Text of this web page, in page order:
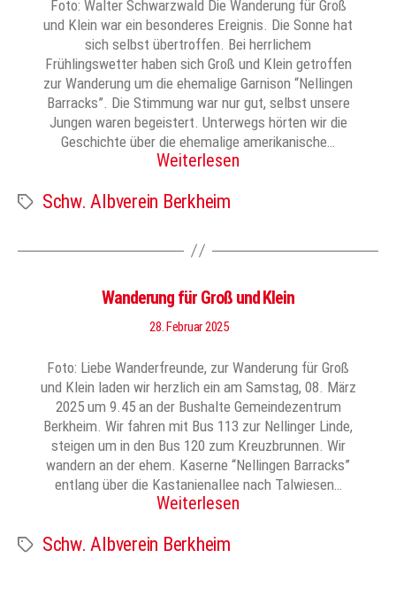
Foto: Walter Schwarzwald Die Wanderung für Groß
und Klein war ein besonderes Ereignis. Die Sonne hat
sich selbst übertroffen. Bei herrlichem
Frühlingswetter haben sich Groß und Klein getroffen
zur Wanderung um die ehemalige Garnison “Nellingen
Barracks”. Die Stimmung war nur gut, selbst unsere
Jungen waren begeistert. Unterwegs hörten wir die
Geschichte über die ehemalige amerikanische…
Weiterlesen
Schlagwörter
Schw. Albverein Berkheim
Wanderung für Groß und Klein
28. Februar 2025
Foto: Liebe Wanderfreunde, zur Wanderung für Groß
und Klein laden wir herzlich ein am Samstag, 08. März
2025 um 9.45 an der Bushalte Gemeindezentrum
Berkheim. Wir fahren mit Bus 113 zur Nellinger Linde,
steigen um in den Bus 120 zum Kreuzbrunnen. Wir
wandern an der ehem. Kaserne “Nellingen Barracks”
entlang über die Kastanienallee nach Talwiesen…
Weiterlesen
Schlagwörter
Schw. Albverein Berkheim